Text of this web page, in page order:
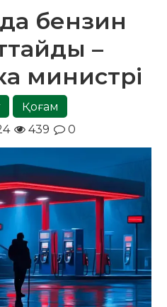
бензин
–
министрі
Қоғам
439 0